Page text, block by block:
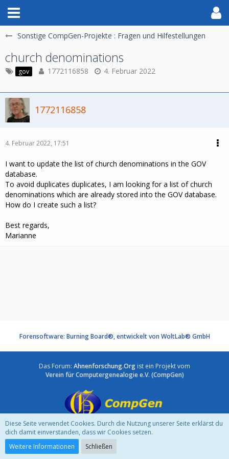
Sonstige CompGen-Projekte : Fragen und Hilfestellungen
church denominations
gov 1772116858 4. Februar 2022
1772116858
4. Februar 2022, 17:51
I want to update the list of church denominations in the GOV
database.
To avoid duplicates duplicates, I am looking for a list of church
denominations which are already stored into the GOV database.
How do I create such a list?
Best regards,
Marianne
Forensoftware: Burning Board®, entwickelt von WoltLab® GmbH
Das Forum: Ahnenforschung.Org ist ein Projekt vom
Verein für Computergenealogie e.V. (CompGen)
Impressum-Datenschutz
Community-Software:
Diese Seite verwendet Cookies. Durch die Nutzung unserer Seite erklärst du
dich damit einverstanden, dass wir Cookies setzen.
Weitere Informationen
Schließen